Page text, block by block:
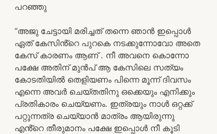
പറഞ്ഞു
“അജു ചേട്ടായി മരിച്ചത് തന്നെ ഞാൻ ഇപ്പൊൾ
ഏത് കേസിൻ്റെ പുറകെ നടക്കുന്നോവോ അതെ
കേസ് കാരണം ആണ് . നീ അവനെ കൊന്നോ
പക്ഷേ അതിന് മുൻപ് ആ കേസിലെ സത്യം
കോടതിയിൽ തെളിയണം പിന്നെ മൂന്ന് ദിവസം
എന്നെ അവർ ചെയ്തതിനു ഒക്കെയും എനിക്കും
പ്രതികാരം ചെയ്യണം. ഇത്രയും നാൾ ഒറ്റക്ക്
പറ്റുന്നത്ര ചെയ്യാൻ മാത്രം ആയിരുന്നു
എൻ്റെ തീരുമാനം പക്ഷേ ഇപ്പൊൾ നീ കൂടി